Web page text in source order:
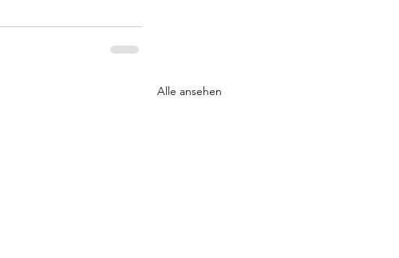
Alle ansehen